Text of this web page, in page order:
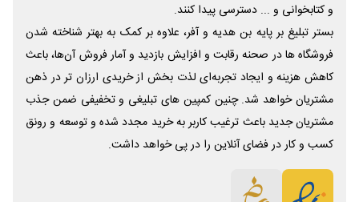
و کتابخوانی و ... دسترسی پیدا کنند.
بستر تبلیغ بر پایه بن هدیه و آفر، علاوه بر کمک به بهتر شناخته شدن
فروشگاه ها در صحنه رقابت و افزایش بازدید و آمار فروش آن‌ها، باعث
کاهش هزینه و ایجاد تجربه‌ای لذت بخش از خریدی ارزان تر در ذهن
مشتریان خواهد شد. چنین کمپین های تبلیغی و تخفیفی ضمن جذب
مشتریان جدید باعث ترغیب کاربر به خرید مجدد شده و توسعه و رونق
کسب و کار در فضای آنلاین را در پی خواهد داشت.